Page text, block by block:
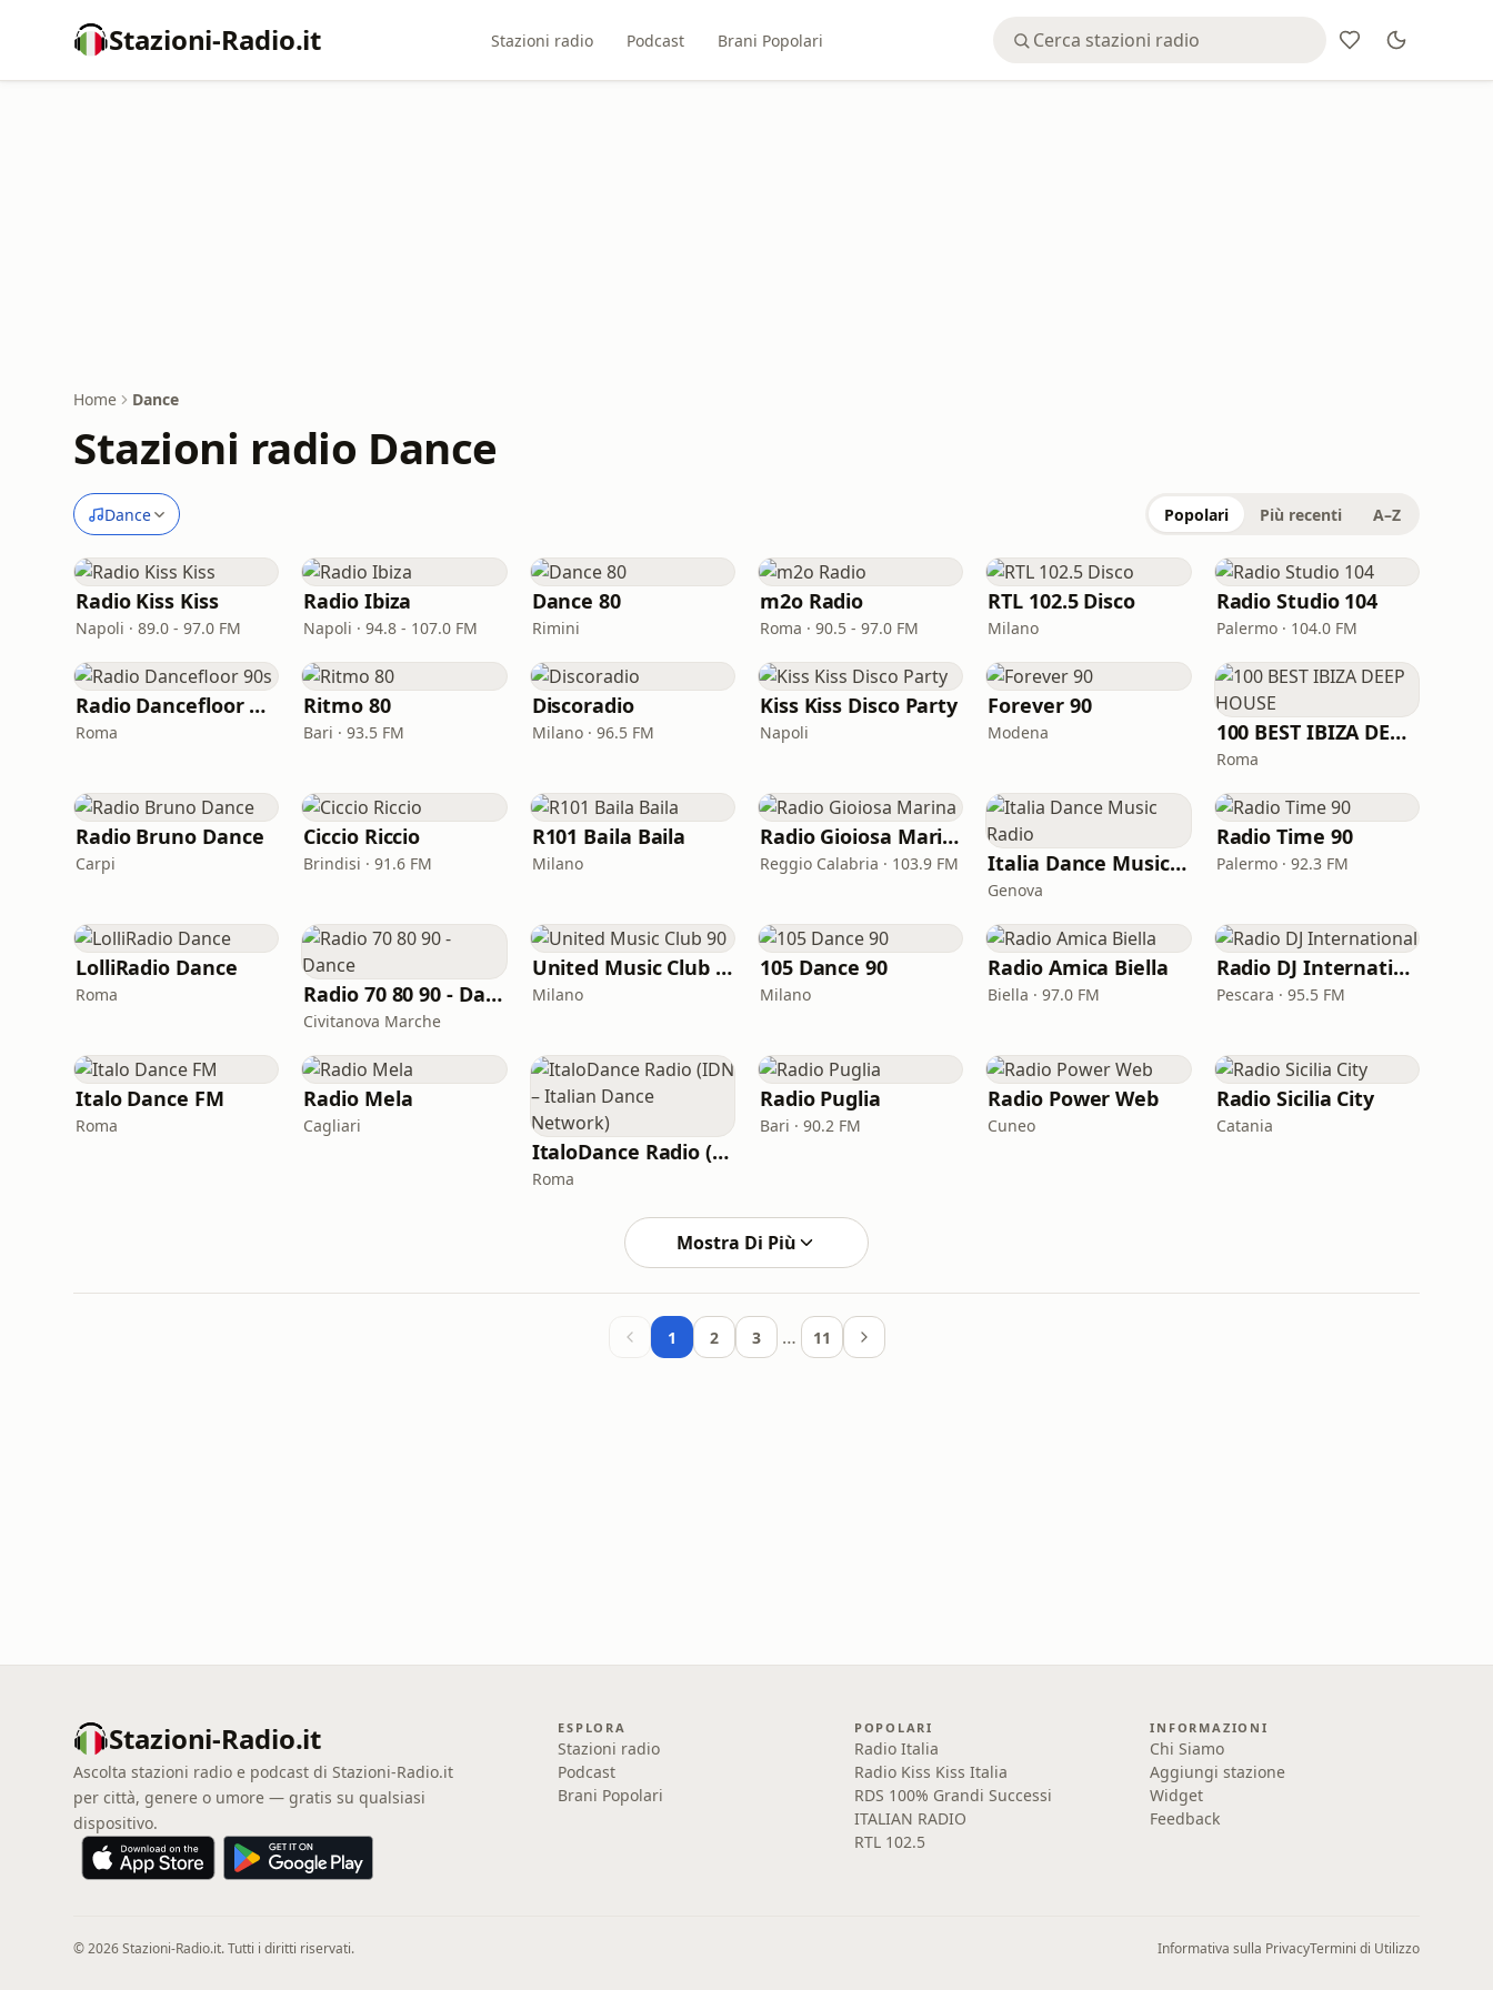
Stazioni-Radio.it Stazioni radio Podcast Brani Popolari
Home Dance
Stazioni radio Dance
Dance Popolari Più recenti A–Z
Radio Kiss Kiss
Napoli · 89.0 - 97.0 FM
Radio Ibiza
Napoli · 94.8 - 107.0 FM
Dance 80
Rimini
m2o Radio
Roma · 90.5 - 97.0 FM
RTL 102.5 Disco
Milano
Radio Studio 104
Palermo · 104.0 FM
Radio Dancefloor 90s
Roma
Ritmo 80
Bari · 93.5 FM
Discoradio
Milano · 96.5 FM
Kiss Kiss Disco Party
Napoli
Forever 90
Modena 100 BEST IBIZA DEEP HOUSE
Roma
Radio Bruno Dance
Carpi
Ciccio Riccio
Brindisi · 91.6 FM
R101 Baila Baila
Milano
Radio Gioiosa Marina
Reggio Calabria · 103.9 FM Italia Dance Music Radio
Genova
Radio Time 90
Palermo · 92.3 FM
LolliRadio Dance
Roma Radio 70 80 90 - Dance
Civitanova Marche
United Music Club 90
Milano
105 Dance 90
Milano
Radio Amica Biella
Biella · 97.0 FM
Radio DJ International
Pescara · 95.5 FM
Italo Dance FM
Roma
Radio Mela
Cagliari
ItaloDance Radio (IDN – Italian Dance Network)
Roma
Radio Puglia
Bari · 90.2 FM
Radio Power Web
Cuneo
Radio Sicilia City
Catania
Mostra Di Più
1 2 3 … 11
Stazioni-Radio.it
Ascolta stazioni radio e podcast di Stazioni-Radio.it
per città, genere o umore — gratis su qualsiasi
dispositivo.
ESPLORA
Stazioni radio
Podcast
Brani Popolari
POPOLARI
Radio Italia
Radio Kiss Kiss Italia
RDS 100% Grandi Successi
ITALIAN RADIO
RTL 102.5
INFORMAZIONI
Chi Siamo
Aggiungi stazione
Widget
Feedback
© 2026 Stazioni-Radio.it. Tutti i diritti riservati. Informativa sulla PrivacyTermini di Utilizzo